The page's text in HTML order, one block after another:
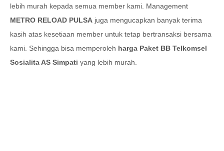
lebih murah kepada semua member kami. Management
METRO RELOAD PULSA juga mengucapkan banyak terima
kasih atas kesetiaan member untuk tetap bertransaksi bersama
kami. Sehingga bisa memperoleh harga Paket BB Telkomsel
Sosialita AS Simpati yang lebih murah.